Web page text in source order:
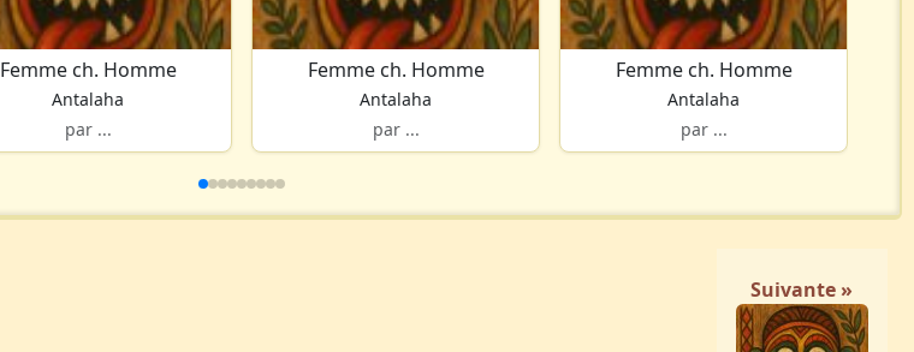
Femme ch. Homme
Antalaha
par ...
Femme ch. Homme
Antalaha
par ...
Femme ch. Homme
Antalaha
par ...
Suivante »